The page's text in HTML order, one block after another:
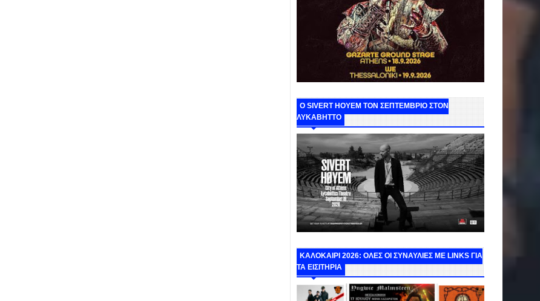
Ο SIVERT HOYEM ΤΟΝ ΣΕΠΤΕΜΒΡΙΟ ΣΤΟΝ
ΛΥΚΑΒΗΤΤΟ
ΚΑΛΟΚΑΙΡΙ 2026: ΟΛΕΣ ΟΙ ΣΥΝΑΥΛΙΕΣ ΜΕ LINKS ΓΙΑ
ΤΑ ΕΙΣΙΤΗΡΙΑ